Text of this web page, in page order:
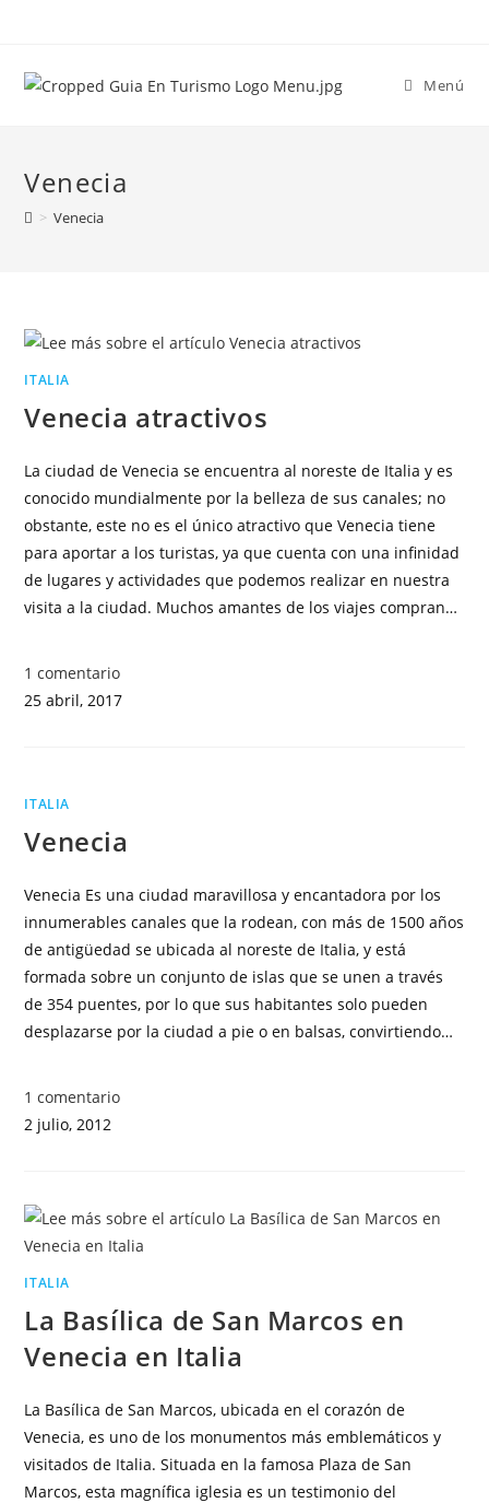
Menú
Venecia
> Venecia
ITALIA
Venecia atractivos
La ciudad de Venecia se encuentra al noreste de Italia y es
conocido mundialmente por la belleza de sus canales; no
obstante, este no es el único atractivo que Venecia tiene
para aportar a los turistas, ya que cuenta con una infinidad
de lugares y actividades que podemos realizar en nuestra
visita a la ciudad. Muchos amantes de los viajes compran…
1 comentario
25 abril, 2017
ITALIA
Venecia
Venecia Es una ciudad maravillosa y encantadora por los
innumerables canales que la rodean, con más de 1500 años
de antigüedad se ubicada al noreste de Italia, y está
formada sobre un conjunto de islas que se unen a través
de 354 puentes, por lo que sus habitantes solo pueden
desplazarse por la ciudad a pie o en balsas, convirtiendo…
1 comentario
2 julio, 2012
ITALIA
La Basílica de San Marcos en
Venecia en Italia
La Basílica de San Marcos, ubicada en el corazón de
Venecia, es uno de los monumentos más emblemáticos y
visitados de Italia. Situada en la famosa Plaza de San
Marcos, esta magnífica iglesia es un testimonio del